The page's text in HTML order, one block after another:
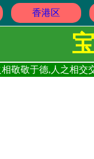
香港区
敬敬于德,人之相